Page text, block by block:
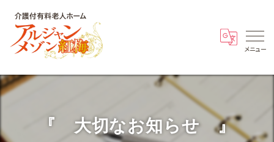
『 大切なお知らせ 』